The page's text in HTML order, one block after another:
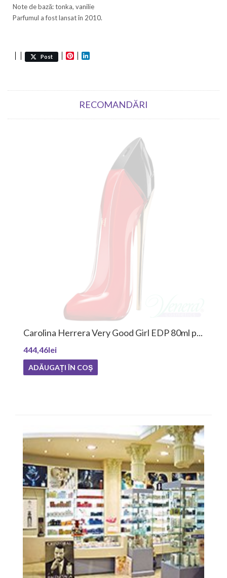
Note de bază: tonka, vanilie
Parfumul a fost lansat în 2010.
Post Pinterest
RECOMANDĂRI
Carolina Herrera Very Good Girl EDP 80ml p...
444,46lei
ADĂUGAȚI ÎN COŞ